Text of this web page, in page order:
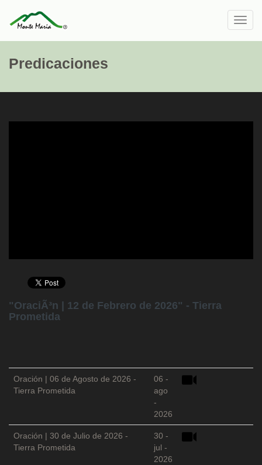
Predicaciones
"OraciÃ³n | 12 de Febrero de 2026" - Tierra
Prometida
Oración | 06 de Agosto de 2026 -
Tierra Prometida
06 -
ago
-
2026
Oración | 30 de Julio de 2026 -
Tierra Prometida
30 -
jul -
2026